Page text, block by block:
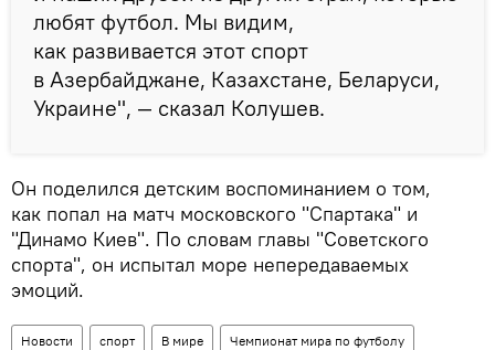
любят футбол. Мы видим,
как развивается этот спорт
в Азербайджане, Казахстане, Беларуси,
Украине", — сказал Колушев.
Он поделился детским воспоминанием о том,
как попал на матч московского "Спартака" и
"Динамо Киев". По словам главы "Советского
спорта", он испытал море непередаваемых
эмоций.
Новости спорт В мире Чемпионат мира по футболу